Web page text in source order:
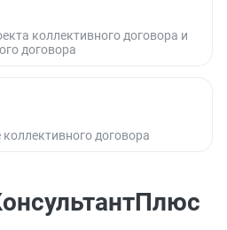
коллективного договора и
договора
договора